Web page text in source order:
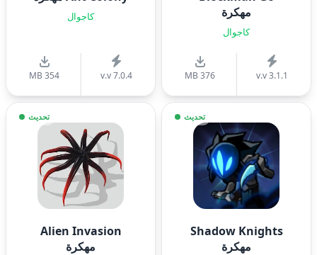
مهكرة
كاجوال
v.v 3.1.1
376 MB
كاجوال
v.v 7.0.4
354 MB
تحديث
Shadow Knights
مهكرة
تحديث
Alien Invasion
مهكرة